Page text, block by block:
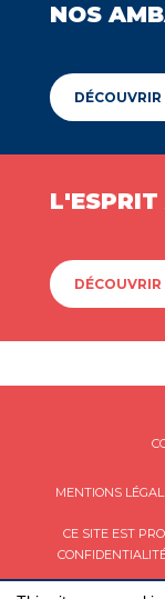
NOS
MENTIONS
CE SITE EST